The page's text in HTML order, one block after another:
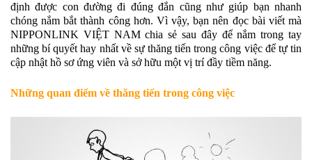
định được con đường đi đúng đắn cũng như giúp bạn nhanh
chóng nắm bắt thành công hơn. Vì vậy, bạn nên đọc bài viết mà
NIPPONLINK VIỆT NAM chia sẻ sau đây để nắm trong tay
những bí quyết hay nhất về sự thăng tiến trong công việc để tự tin
cập nhật hồ sơ ứng viên và sở hữu một vị trí đầy tiềm năng.
Những quan điểm về thăng tiến trong công việc